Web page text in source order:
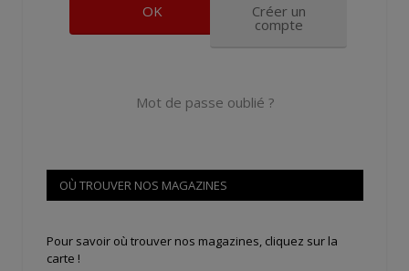
Créer un
compte
Mot de passe oublié ?
OÙ TROUVER NOS MAGAZINES
Pour savoir où trouver nos magazines, cliquez sur la
carte !